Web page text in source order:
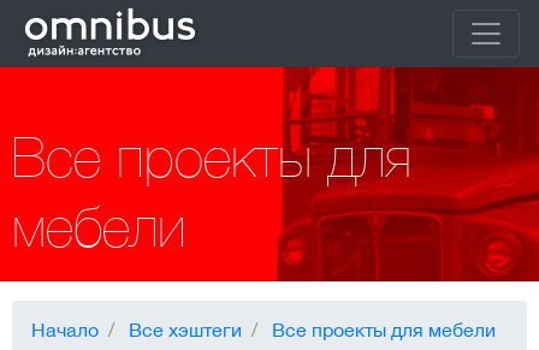
Все проекты для
мебели
Начало Все хэштеги Все проекты для мебели